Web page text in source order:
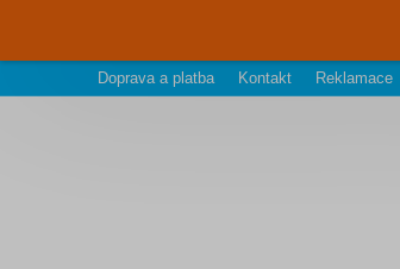
Doprava a platba Kontakt Reklamace